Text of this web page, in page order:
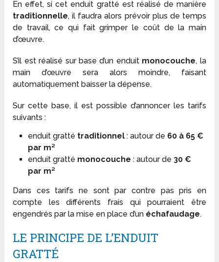
En effet, si cet enduit gratté est réalisé de manière
traditionnelle, il faudra alors prévoir plus de temps
de travail, ce qui fait grimper le coût de la main
d’œuvre.
S’il est réalisé sur base d’un enduit monocouche, la
main d’œuvre sera alors moindre, faisant
automatiquement baisser la dépense.
Sur cette base, il est possible d’annoncer les tarifs
suivants :
enduit gratté traditionnel : autour de 60 à 65 €
par m²
enduit gratté monocouche : autour de 30 €
par m²
Dans ces tarifs ne sont par contre pas pris en
compte les différents frais qui pourraient être
engendrés par la mise en place d’un échafaudage.
LE PRINCIPE DE L’ENDUIT
GRATTÉ